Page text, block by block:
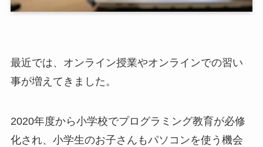
最近では、オンライン授業やオンラインでの習い
事が増えてきました。
2020年度から小学校でプログラミング教育が必修
化され、小学生のお子さんもパソコンを使う機会